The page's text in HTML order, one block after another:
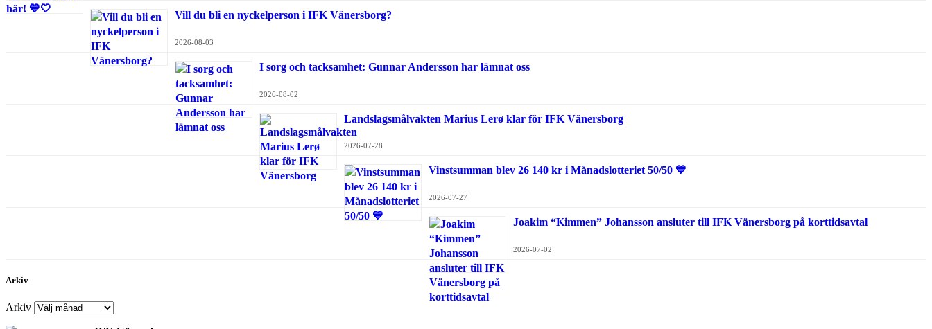
Vill du bli en nyckelperson i IFK Vänersborg?
2026-08-03
I sorg och tacksamhet: Gunnar Andersson har lämnat oss
2026-08-02
Landslagsmålvakten Marius Lerø klar för IFK Vänersborg
2026-07-28
Vinstsumman blev 26 140 kr i Månadslotteriet 50/50 💙
2026-07-27
Joakim “Kimmen” Johansson ansluter till IFK Vänersborg på korttidsavtal
2026-07-02
Arkiv
Arkiv